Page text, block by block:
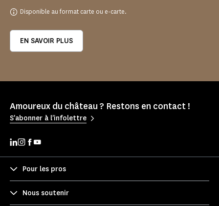
Disponible au format carte ou e-carte.
EN SAVOIR PLUS
Amoureux du château ? Restons en contact !
S'abonner à l'infolettre
Pour les pros
Nous soutenir